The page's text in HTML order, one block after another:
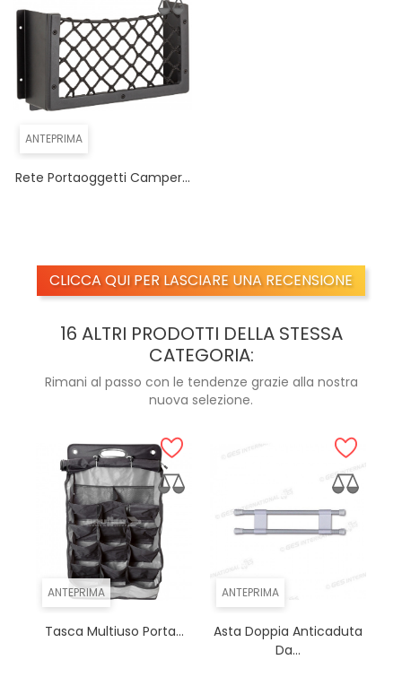
ANTEPRIMA
Rete Portaoggetti Camper...
CLICCA QUI PER LASCIARE UNA RECENSIONE
16 ALTRI PRODOTTI DELLA STESSA
CATEGORIA:
Rimani al passo con le tendenze grazie alla nostra
nuova selezione.
ANTEPRIMA
Tasca Multiuso Porta...
ANTEPRIMA
Asta Doppia Anticaduta
Da...